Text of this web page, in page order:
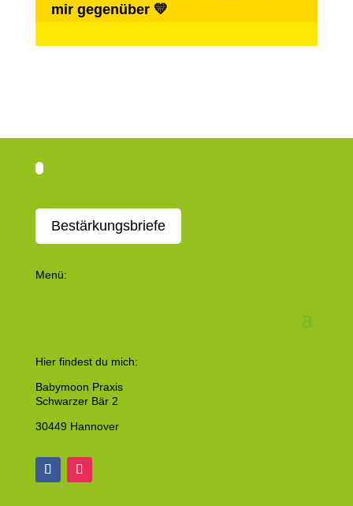
mir gegenüber 💛
Bestärkungsbriefe
Menü:
Hier findest du mich:
Babymoon Praxis
Schwarzer Bär 2
30449 Hannover